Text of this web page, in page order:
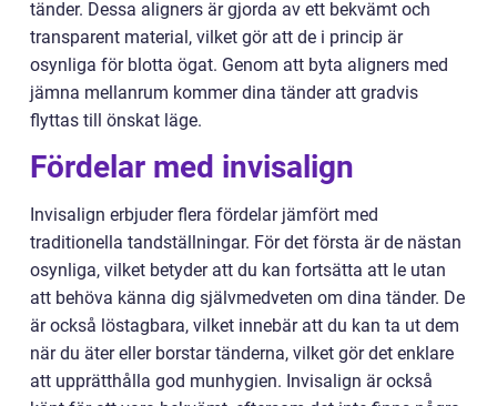
tänder. Dessa aligners är gjorda av ett bekvämt och
transparent material, vilket gör att de i princip är
osynliga för blotta ögat. Genom att byta aligners med
jämna mellanrum kommer dina tänder att gradvis
flyttas till önskat läge.
Fördelar med invisalign
Invisalign erbjuder flera fördelar jämfört med
traditionella tandställningar. För det första är de nästan
osynliga, vilket betyder att du kan fortsätta att le utan
att behöva känna dig självmedveten om dina tänder. De
är också löstagbara, vilket innebär att du kan ta ut dem
när du äter eller borstar tänderna, vilket gör det enklare
att upprätthålla god munhygien. Invisalign är också